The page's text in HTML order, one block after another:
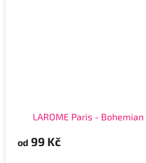
LAROME Paris -
od 99 Kč